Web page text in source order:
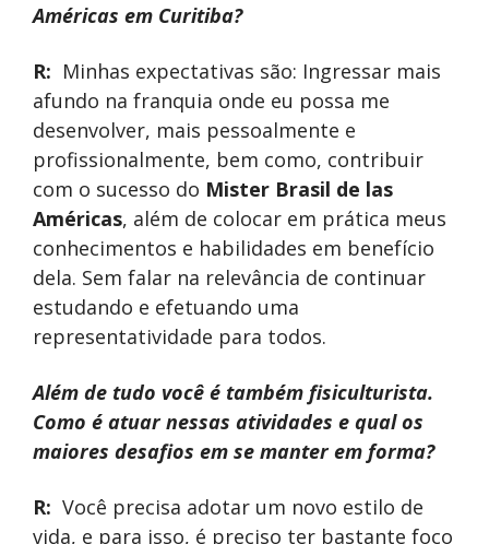
Américas em Curitiba?
R: Minhas expectativas são: Ingressar mais
afundo na franquia onde eu possa me
desenvolver, mais pessoalmente e
profissionalmente, bem como, contribuir
com o sucesso do Mister Brasil de las
Américas, além de colocar em prática meus
conhecimentos e habilidades em benefício
dela. Sem falar na relevância de continuar
estudando e efetuando uma
representatividade para todos.
Além de tudo você é também fisiculturista.
Como é atuar nessas atividades e qual os
maiores desafios em se manter em forma?
R: Você precisa adotar um novo estilo de
vida, e para isso, é preciso ter bastante foco